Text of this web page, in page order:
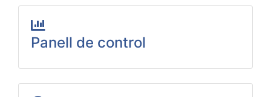
Panell de control